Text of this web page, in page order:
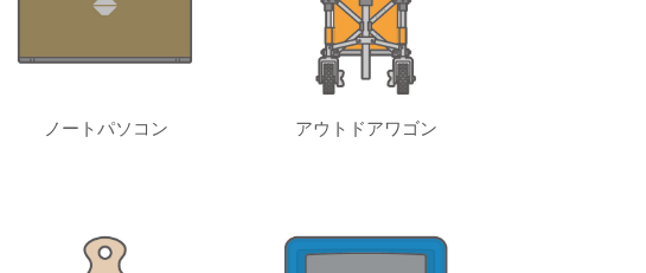
ノートパソコン アウトドアワゴン